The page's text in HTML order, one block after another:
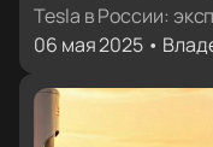
ответы
Tesla в России:
06 мая 2025 •